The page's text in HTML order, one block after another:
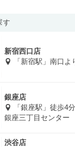
す
新宿西口店
「新宿駅」南口よ
銀座店
「銀座駅」徒歩4
銀座三丁目センター
渋谷店